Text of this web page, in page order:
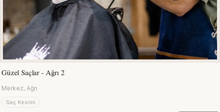
Güzel Saçlar - Ağrı 2
Merkez, Ağrı
Saç Kesimi